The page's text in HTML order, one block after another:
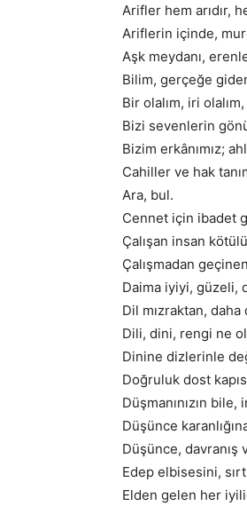
Arifler hem arıdır,
Ariflerin içinde,
Aşk meydanı,
Bilim, gerçeğe giden
Bir olalım, iri
Bizi sevenlerin
Bizim erkânımız;
Cahiller ve hak
Ara, bul.
Cennet için ibadet
Çalışan insan
Çalışmadan
Daima iyiyi, güzeli,
Dil mızraktan,
Dili, dini, rengi ne
Dinine dizlerinle
Doğruluk dost
Düşmanınızın
Düşünce
Düşünce, davranış
Edep elbisesini,
Elden gelen her